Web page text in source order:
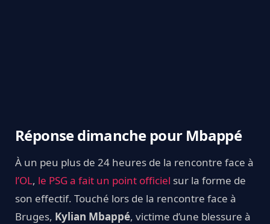
Réponse dimanche pour Mbappé
À un peu plus de 24 heures de la rencontre face à
l’OL, le PSG a fait un point officiel sur la forme de
son effectif. Touché lors de la rencontre face à
Bruges, Kylian Mbappé, victime d’une blessure à